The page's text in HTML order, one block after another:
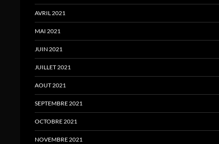
AVRIL 2021
MAI 2021
JUIN 2021
JUILLET 2021
AOUT 2021
SEPTEMBRE 2021
OCTOBRE 2021
NOVEMBRE 2021